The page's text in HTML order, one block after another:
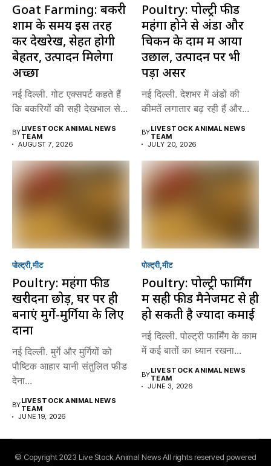
Goat Farming: बकरी
शाम के समय इस तरह
करें देखरेख, सेहत होगी
बेहतर, उत्पादन मिलेगा
अच्छा
नई दिल्ली. गोट एक्सपर्ट कहते हैं
कि बकरियों की सही देखभाल से...
BYLIVESTOCK ANIMAL NEWS
TEAM
AUGUST 7, 2026
Poultry: पोल्ट्री फीड
महंगा होने से अंडा और
चिकन के दाम में आया
उछाल, उत्पादन पर भी
पड़ा असर
नई दिल्ली. देशभर में अंडों की
कीमतें लगातार बढ़ रही हैं और...
BYLIVESTOCK ANIMAL NEWS
TEAM
JULY 20, 2026
पोल्ट्री मीट
Poultry: महंगा फीड
खरीदना छोड़ें, घर पर ही
बनाएं मुर्गे-मुर्गियों के लिए
दाना
नई दिल्ली. मुर्गे और मुर्गियों को
पौष्टिक आहार यानी संतुलित फीड
देना...
BYLIVESTOCK ANIMAL NEWS
TEAM
JUNE 19, 2026
पोल्ट्री मीट
Poultry: पोल्ट्री फार्मिंग
में सही फीड मैनेजमेंट से ही
हो सकती है ज्यादा कमाई
नई दिल्ली. पोल्ट्री फार्मिंग के काम
में कई बातों का ध्यान रखना...
BYLIVESTOCK ANIMAL NEWS
TEAM
JUNE 3, 2026
© Copyright 2023 Live Stock Animal News All rights reserved powered